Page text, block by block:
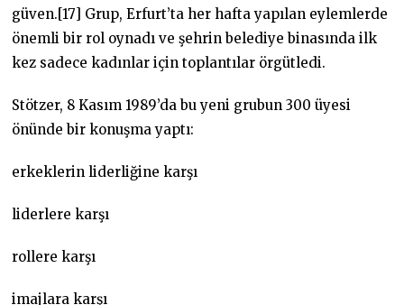
güven.[17] Grup, Erfurt’ta her hafta yapılan eylemlerde
önemli bir rol oynadı ve şehrin belediye binasında ilk
kez sadece kadınlar için toplantılar örgütledi.
Stötzer, 8 Kasım 1989’da bu yeni grubun 300 üyesi
önünde bir konuşma yaptı:
erkeklerin liderliğine karşı
liderlere karşı
rollere karşı
imajlara karşı